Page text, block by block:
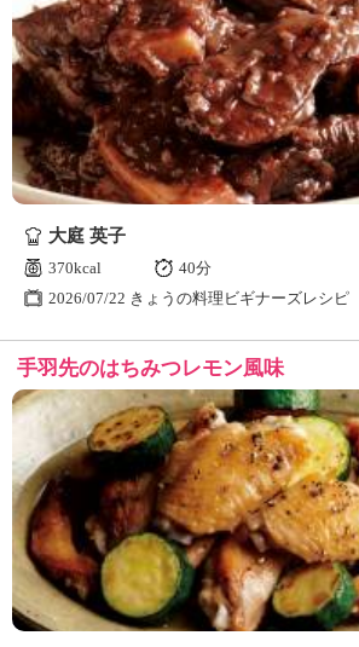
な
の
き
ょ
う
の
料
理
大庭 英子
370kcal
40分
2026/07/22 きょうの料理ビギナーズレシピ
手羽先のはちみつレモン風味